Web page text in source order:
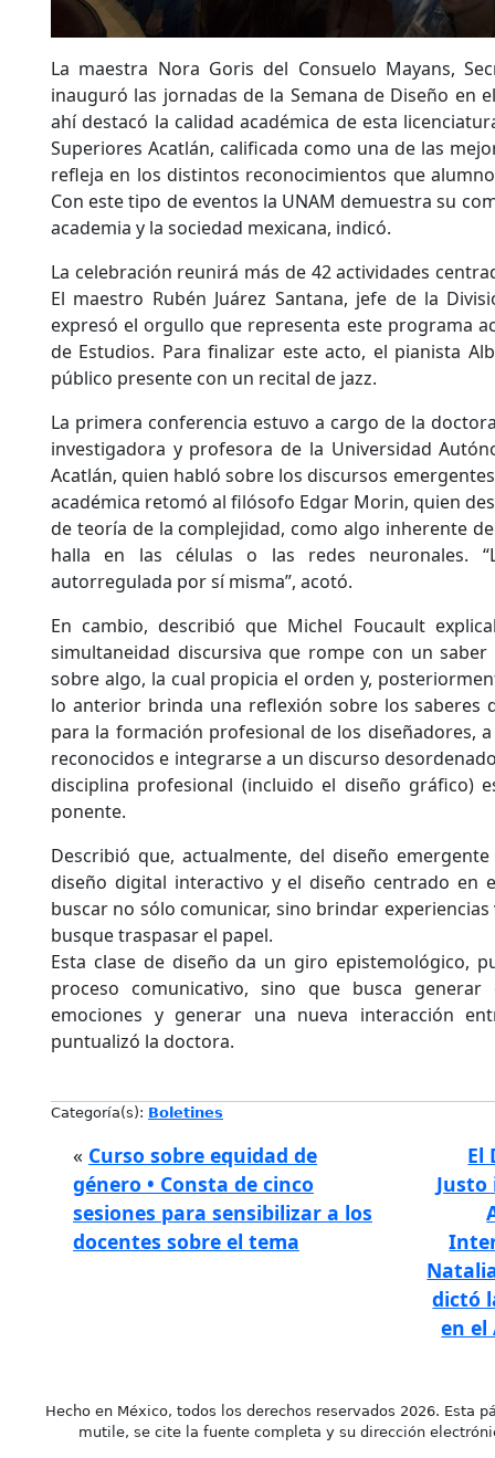
La maestra Nora Goris del Consuelo Mayans,
inauguró las jornadas de la Semana de Diseño en
ahí destacó la calidad académica de esta
Superiores Acatlán, calificada como una de las
refleja en los distintos reconocimientos que
Con este tipo de eventos la UNAM demuestra su
academia y la sociedad mexicana, indicó.
La celebración reunirá más de 42 actividades
El maestro Rubén Juárez Santana, jefe de la
expresó el orgullo que representa este programa
de Estudios. Para finalizar este acto, el pianista
público presente con un recital de jazz.
La primera conferencia estuvo a cargo de la
investigadora y profesora de la Universidad
Acatlán, quien habló sobre los discursos
académica retomó al filósofo Edgar Morin, quien
de teoría de la complejidad, como algo inherente
halla en las células o las redes neuronales.
autorregulada por sí misma”, acotó.
En cambio, describió que Michel Foucault
simultaneidad discursiva que rompe con un
sobre algo, la cual propicia el orden y,
lo anterior brinda una reflexión sobre los saberes
para la formación profesional de los diseñadores,
reconocidos e integrarse a un discurso
disciplina profesional (incluido el diseño gráfico)
ponente.
Describió que, actualmente, del diseño
diseño digital interactivo y el diseño centrado en
buscar no sólo comunicar, sino brindar
busque traspasar el papel.
Esta clase de diseño da un giro epistemológico,
proceso comunicativo, sino que busca generar
emociones y generar una nueva interacción
puntualizó la doctora.
Categoría(s): Boletines
« Curso sobre equidad de
género • Consta de cinco
sesiones para sensibilizar a los
docentes sobre el tema
El
Justo
dictó
en
Hecho en México, todos los derechos reservados 2026. Esta
mutile, se cite la fuente completa y su dirección